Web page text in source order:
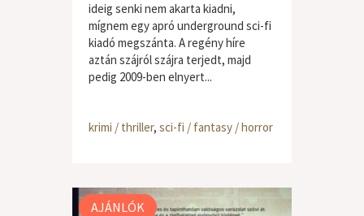
ideig senki nem akarta kiadni,
mígnem egy apró underground sci-fi
kiadó megszánta. A regény híre
aztán szájról szájra terjedt, majd
pedig 2009-ben elnyert...
krimi / thriller, sci-fi / fantasy / horror
AJÁNLÓK